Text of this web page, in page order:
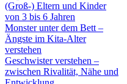
(Groß-) Eltern und Kinder
von 3 bis 6 Jahren
Monster unter dem Bett –
Ängste im Kita-Alter
verstehen
Geschwister verstehen –
zwischen Rivalität, Nähe und